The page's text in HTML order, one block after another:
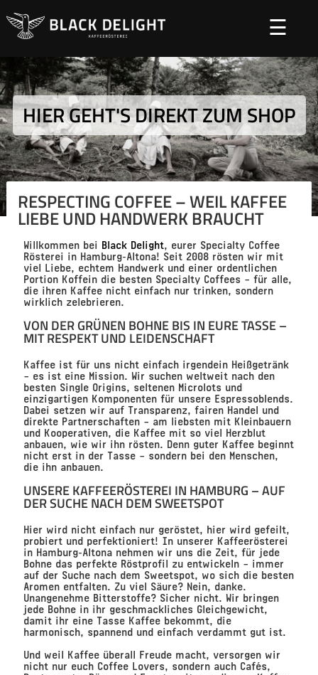
☰
HIER GEHT'S DIREKT ZUM SHOP
RESPECTING COFFEE – WEIL KAFFEE
LIEBE UND HANDWERK BRAUCHT
Willkommen bei Black Delight, eurer Specialty Coffee
Rösterei in Hamburg-Altona! Seit 2008 rösten wir mit
viel Liebe, echtem Handwerk und einer ordentlichen
Portion Koffein die besten Specialty Coffees– für alle,
die ihren Kaffee nicht einfach nur trinken, sondern
wirklich zelebrieren.
VON DER GRÜNEN BOHNE BIS IN EURE TASSE –
MIT RESPEKT UND LEIDENSCHAFT
Kaffee ist für uns nicht einfach irgendein Heißgetränk
– es ist eine Mission. Wir suchen weltweit nach den
besten Single Origins, seltenen Microlotsund
einzigartigen Komponenten für unsere Espressoblends.
Dabei setzen wir auf Transparenz, fairen Handel und
direkte Partnerschaften– am liebsten mit Kleinbauern
und Kooperativen, die Kaffee mit so viel Herzblut
anbauen, wie wir ihn rösten. Denn guter Kaffee beginnt
nicht erst in der Tasse – sondern bei den Menschen,
die ihn anbauen.
UNSERE KAFFEERÖSTEREI IN HAMBURG – AUF
DER SUCHE NACH DEM SWEETSPOT
Hier wird nicht einfach nur geröstet, hier wird gefeilt,
probiert und perfektioniert! In unserer Kaffeerösterei
in Hamburg-Altonanehmen wir uns die Zeit, für jede
Bohne das perfekte Röstprofil zu entwickeln – immer
auf der Suche nach dem Sweetspot, wo sich die besten
Aromen entfalten. Zu viel Säure? Nein, danke.
Unangenehme Bitterstoffe? Sicher nicht. Wir bringen
jede Bohne in ihr geschmackliches Gleichgewicht,
damit ihr eine Tasse Kaffee bekommt, die
harmonisch, spannend und einfach verdammt gut ist.
Und weil Kaffee überall Freude macht, versorgen wir
nicht nur euch Coffee Lovers, sondern auch Cafés,